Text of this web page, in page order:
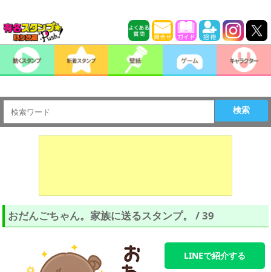
検索
おだんごちゃん。家族に送るスタンプ。 / 39
LINEで紹介する